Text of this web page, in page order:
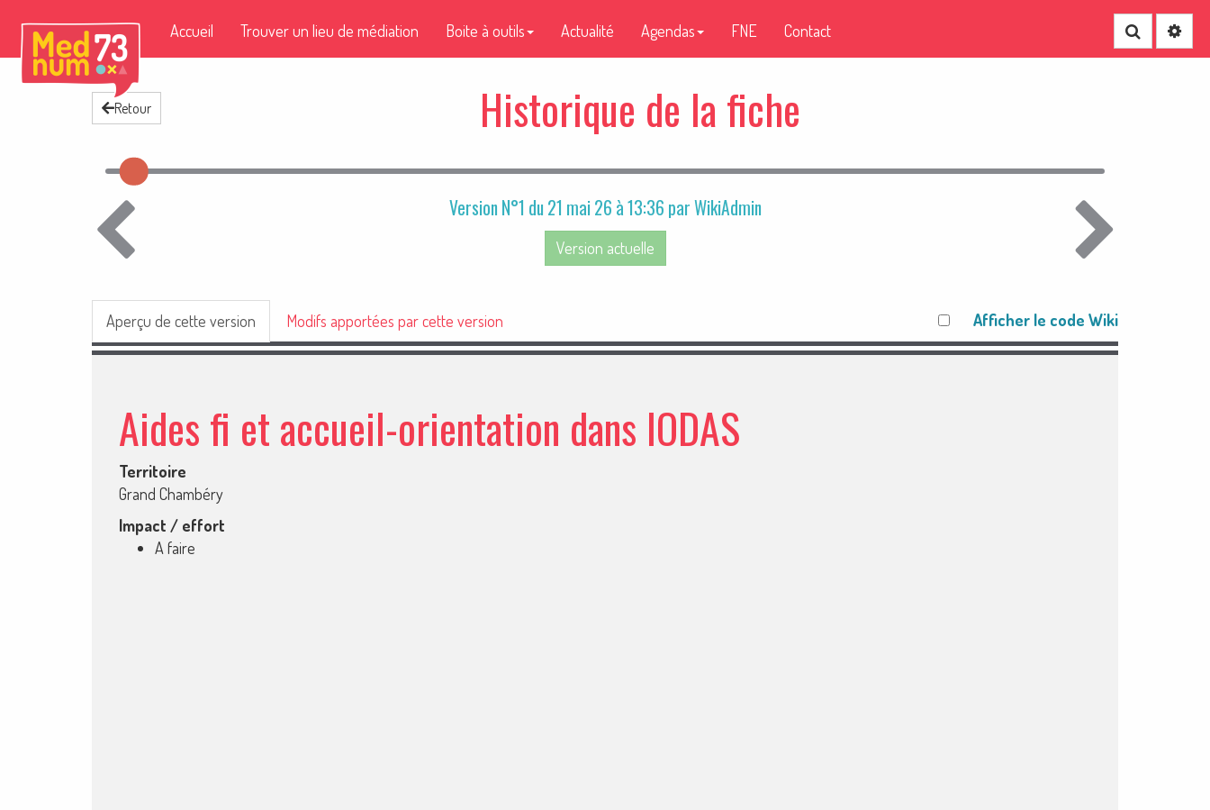
Accueil Trouver un lieu de médiation Boite à outils Actualité Agendas FNE Contact
Retour Historique de la fiche
Version N°1 du 21 mai 26 à 13:36 par WikiAdmin
Version actuelle
Aperçu de cette version Modifs apportées par cette version Afficher le code Wiki
Aides fi et accueil-orientation dans IODAS
Territoire
Grand Chambéry
Impact / effort
A faire